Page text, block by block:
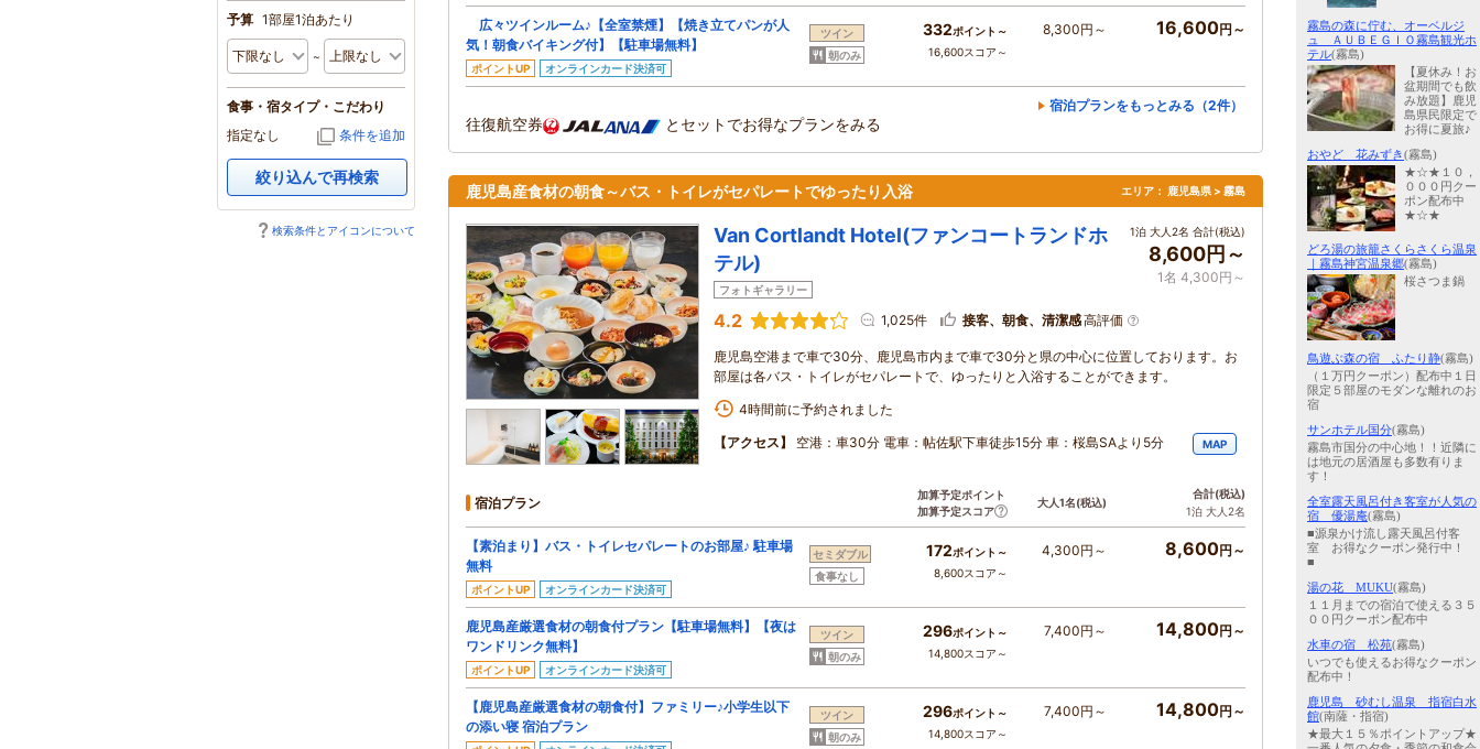
予算 1部屋1泊あたり
食事・宿タイプ・こだわり
指定なし
条件を追加
絞り込んで再検索
検索条件とアイコンについて
広々ツインルーム♪【全室禁煙】【焼き立てパンが人
気！朝食バイキング付】【駐車場無料】
ポイントUP オンラインカード決済可
ツイン
朝のみ
332ポイント～
16,600スコア～
8,300円～ 16,600円～
宿泊プランをもっとみる（2件）
往復航空券 とセットでお得なプランをみる
鹿児島産食材の朝食～バス・トイレがセパレートでゆったり入浴 エリア： 鹿児島県 > 霧島
Van Cortlandt Hotel(ファンコートランドホ
テル)
フォトギャラリー
1泊 大人2名 合計(税込)
8,600円～
1名 4,300円～
4.2 1,025件 接客、朝食、清潔感高評価
鹿児島空港まで車で30分、鹿児島市内まで車で30分と県の中心に位置しております。お
部屋は各バス・トイレがセパレートで、ゆったりと入浴することができます。
4時間前に予約されました
【アクセス】
空港：車30分 電車：帖佐駅下車徒歩15分 車：桜島SAより5分 MAP
宿泊プラン
加算予定ポイント
加算予定スコア
大人1名(税込)
合計(税込)
1泊 大人2名
【素泊まり】バス・トイレセパレートのお部屋♪ 駐車場
無料
ポイントUP オンラインカード決済可
セミダブル
食事なし
172ポイント～
8,600スコア～
4,300円～ 8,600円～
鹿児島産厳選食材の朝食付プラン【駐車場無料】【夜は
ワンドリンク無料】
ポイントUP オンラインカード決済可
ツイン
朝のみ
296ポイント～
14,800スコア～
7,400円～ 14,800円～
【鹿児島産厳選食材の朝食付】ファミリー♪小学生以下
の添い寝 宿泊プラン
ツイン
朝のみ
296ポイント～
14,800スコア～
7,400円～ 14,800円～
霧島の森に佇む、オーベルジ
ュ ＡＵＢＥＧＩＯ霧島観光ホ
テル(霧島)
【夏休み！お
盆期間でも飲
み放題】鹿児
島県民限定で
お得に夏旅♪
おやど 花みずき(霧島)
★☆★１０，
０００円クー
ポン配布中
★☆★
どろ湯の旅籠さくらさくら温泉
｜霧島神宮温泉郷(霧島)
桜さつま鍋
鳥遊ぶ森の宿 ふたり静(霧島)
（１万円クーポン）配布中１日
限定５部屋のモダンな離れのお
宿
サンホテル国分(霧島)
霧島市国分の中心地！！近隣に
は地元の居酒屋も多数有りま
す！
全室露天風呂付き客室が人気の
宿 優湯庵(霧島)
■源泉かけ流し露天風呂付客
室 お得なクーポン発行中！
■
湯の花 MUKU(霧島)
１１月までの宿泊で使える３５
００円クーポン配布中
水車の宿 松苑(霧島)
いつでも使えるお得なクーポン
配布中！
鹿児島 砂むし温泉 指宿白水
館(南薩・指宿)
★最大１５％ポイントアップ★